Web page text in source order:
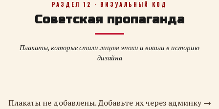
РАЗДЕЛ 12 · ВИЗУАЛЬНЫЙ КОД
Советская пропаганда
Плакаты, которые стали лицом эпохи и вошли в историю
дизайна
Плакаты не добавлены. Добавьте их через админку →